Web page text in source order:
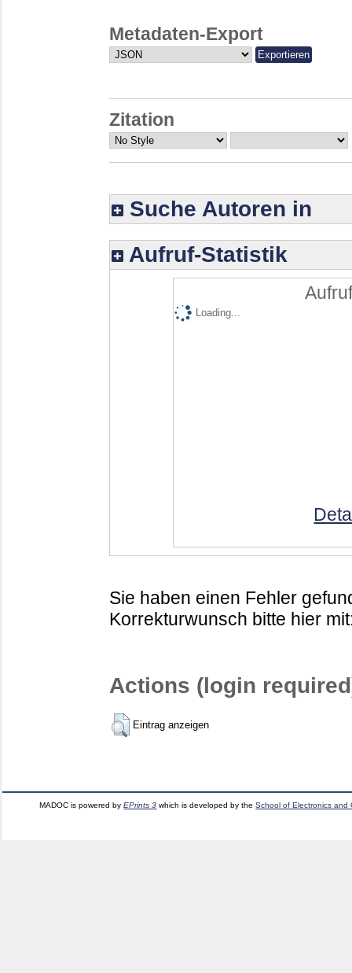
Metadaten-Export
Zitation
Suche Autoren in
Aufruf-Statistik
Loading...
Sie haben einen Fehler
Korrekturwunsch bitte hier
Actions (login
Eintrag anzeigen
MADOC is powered byEPrints 3 which is developed by theSchool of Electronics and